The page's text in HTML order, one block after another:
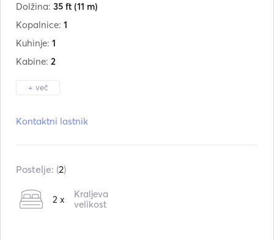
Dolžina: 35 ft (11 m)
Kopalnice: 1
Kuhinje: 1
Kabine: 2
+ več
Prenova v:05 / 2020
Vrsta goriva:
Dizel
Kontaktni lastnik
Postelje: (2)
2 x
Kraljeva
velikost